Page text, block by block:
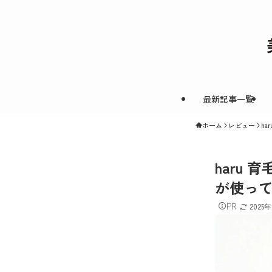
最新記事一覧
ホーム レビュー
haru 育
が使っ
PR 2025